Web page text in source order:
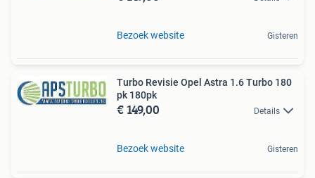
Bezoek website Gisteren
Turbo Revisie Opel Astra 1.6 Turbo 180
pk 180pk
€ 149,00 Details
Bezoek website Gisteren